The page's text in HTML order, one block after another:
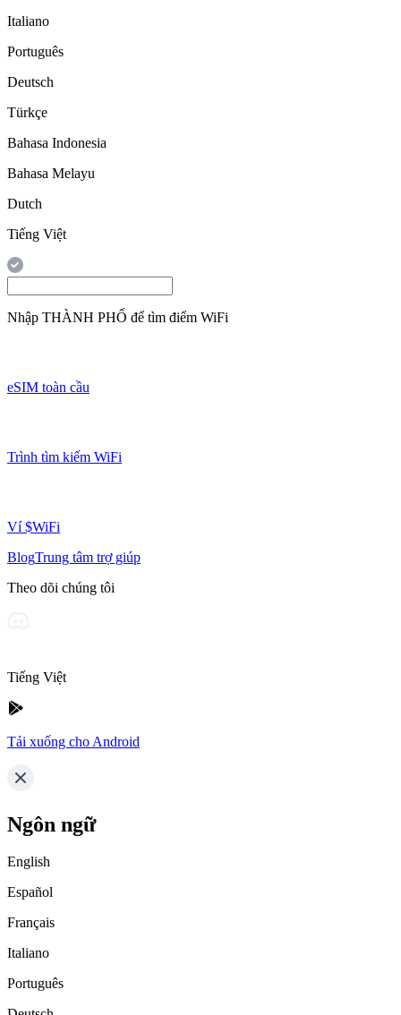
Italiano
Português
Deutsch
Türkçe
Bahasa Indonesia
Bahasa Melayu
Dutch
Tiếng Việt
Nhập THÀNH PHỐ để tìm điểm WiFi
eSIM toàn cầu
Trình tìm kiếm WiFi
Ví $WiFi
BlogTrung tâm trợ giúp
Theo dõi chúng tôi
Tiếng Việt
Tải xuống cho Android
Ngôn ngữ
English
Español
Français
Italiano
Português